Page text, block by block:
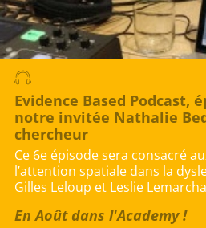
Evidence Based Podcast,
notre invitée Nathalie
chercheur
Ce 6e épisode sera consacré
l’attention spatiale dans la
Gilles Leloup et Leslie
En Août dans l'Academy !